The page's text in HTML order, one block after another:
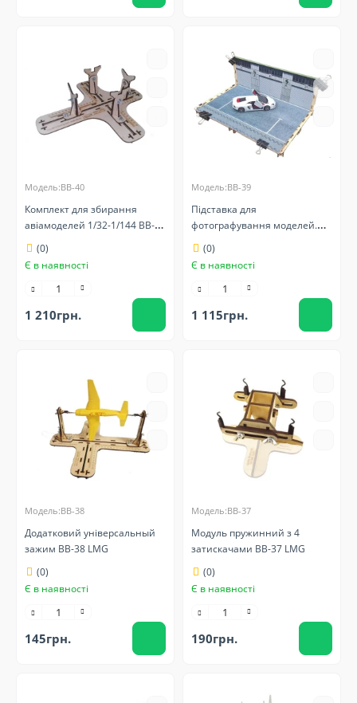
Модель:BB-40
Комплект для збирання
авіамоделей 1/32-1/144 BB-40
LMG
(0)
Є в наявності
1 210грн.
Модель:BB-39
Підставка для
фотографування моделей.
BB-39 LMG
(0)
Є в наявності
1 115грн.
Модель:BB-38
Додатковий універсальный
зажим BB-38 LMG
(0)
Є в наявності
145грн.
Модель:BB-37
Модуль пружинний з 4
затискачами BB-37 LMG
(0)
Є в наявності
190грн.